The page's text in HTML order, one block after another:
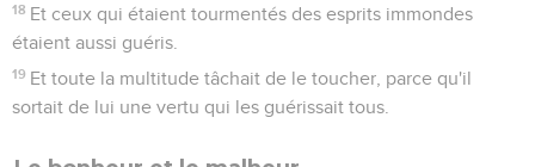
18 Et ceux qui étaient tourmentés des esprits immondes
étaient aussi guéris.
19 Et toute la multitude tâchait de le toucher, parce qu'il
sortait de lui une vertu qui les guérissait tous.